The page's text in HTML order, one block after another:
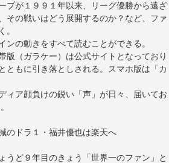
プが１９９１年以来、リーグ優勝から遠ざ
その戦いはどう展開するのか？など、ファ
。
の動きをすべて読むことができる。
版（ガラケー）は公式サイトとなっており
ともに引き落としされる。スマホ版は「カ
ィア顔負けの鋭い「声」が日々、届いてお
のドラ１・福井優也は楽天へ
ど９年目のきょう「世界一のファン」と